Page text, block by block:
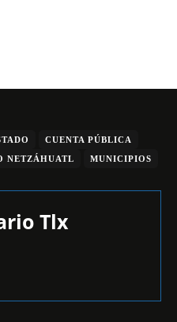
CUENTA PÚBLICA
NETZÁHUATL
MUNICIPIOS
Tlx